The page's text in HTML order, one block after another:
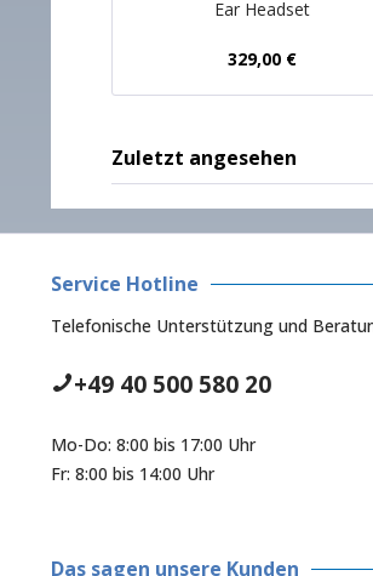
Ear Headset
329,00 €
Zuletzt angesehen
Service Hotline
Telefonische Unterstützung und
+49 40 500 580 20
Mo-Do: 8:00 bis 17:00 Uhr
Fr: 8:00 bis 14:00 Uhr
Das sagen unsere Kunden